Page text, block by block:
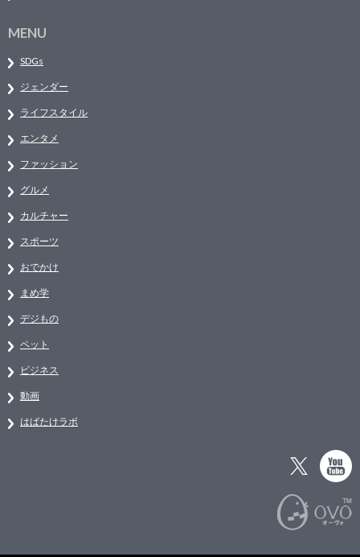
MENU
SDGs
ジェンダー
ライフスタイル
エンタメ
ファッション
グルメ
カルチャー
スポーツ
おでかけ
まめ学
デジもの
ペット
ビジネス
動画
はばたけラボ